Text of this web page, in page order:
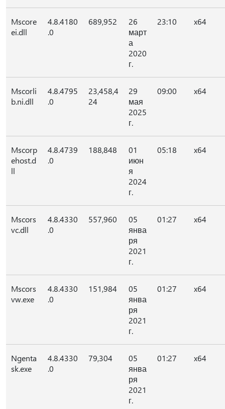
Mscore
ei.dll
4.8.4180
.0
689,952
26
март
а
2020
г.
23:10 x64
Mscorli
b.ni.dll
4.8.4795
.0
23,458,4
24
29
мая
2025
г.
09:00 x64
Mscorp
ehost.d
ll
4.8.4739
.0
188,848
01
июн
я
2024
г.
05:18 x64
Mscors
vc.dll
4.8.4330
.0
557,960
05
янва
ря
2021
г.
01:27 x64
Mscors
vw.exe
4.8.4330
.0
151,984
05
янва
ря
2021
г.
01:27 x64
Ngenta
sk.exe
4.8.4330
.0
79,304
05
янва
ря
2021
г.
01:27 x64